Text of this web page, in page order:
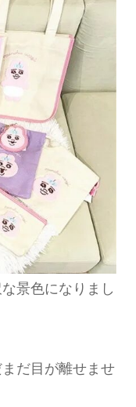
景色になりまし
だ目が離せませ